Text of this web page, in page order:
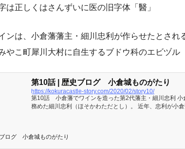
は正しくはさんずいに医の旧字体「醫」
ンは、小倉藩藩主・細川忠利が作らせたとさ
やこ町犀川大村に自生するブドウ科のエビヅル
第10話 | 歴史ブログ 小倉城ものがたり
https://kokuracastle-story.com/2020/02/story10/
第10話 小倉藩でワインを造った第2代藩主・細川忠利 小
務めた細川忠利（ほそかわただとし）。 近年、忠利が小
ログ 小倉城ものがたり